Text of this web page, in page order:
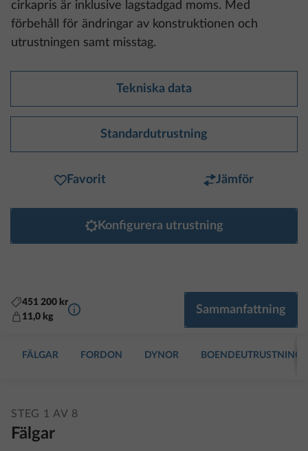
cirkapris är inklusive lagstadgad moms. Med
förbehåll för ändringar av konstruktionen och
utrustningen samt misstag.
Tekniska data
Standardutrustning
Favorit Jämför
Konfigurera utrustning
451 200 kr
11,0 kg
Mer information Sammanfattning
FÄLGAR FORDON DYNOR BOENDEUTRUSTNING
STEG 1 AV 8
Fälgar